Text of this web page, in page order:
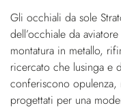
Gli occhiali da sole
dell’occhiale da
montatura in metallo,
ricercato che lusinga e
conferiscono
progettati per una